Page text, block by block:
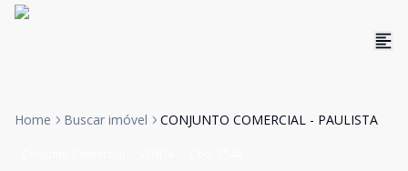
Home Buscar imóvel CONJUNTO COMERCIAL - PAULISTA